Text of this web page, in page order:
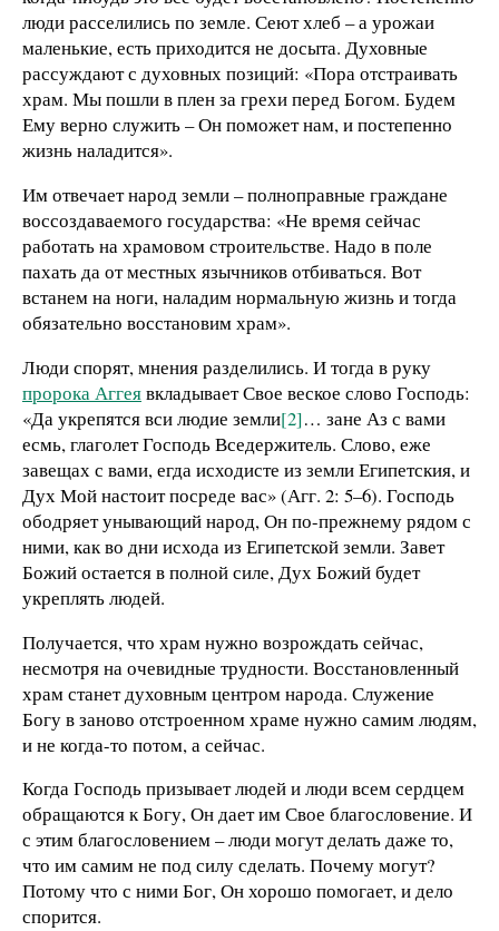
люди расселились по земле. Сеют хлеб – а урожаи
маленькие, есть приходится не досыта. Духовные
рассуждают с духовных позиций: «Пора отстраивать
храм. Мы пошли в плен за грехи перед Богом. Будем
Ему верно служить – Он поможет нам, и постепенно
жизнь наладится».
Им отвечает народ земли – полноправные граждане
воссоздаваемого государства: «Не время сейчас
работать на храмовом строительстве. Надо в поле
пахать да от местных язычников отбиваться. Вот
встанем на ноги, наладим нормальную жизнь и тогда
обязательно восстановим храм».
Люди спорят, мнения разделились. И тогда в руку
пророка Аггеявкладывает Свое веское слово Господь:
«Да укрепятся вси людие земли[2]… зане Аз с вами
есмь, глаголет Господь Вседержитель. Слово, еже
завещах с вами, егда исходисте из земли Египетския, и
Дух Мой настоит посреде вас» (Агг. 2: 5–6). Господь
ободряет унывающий народ, Он по-прежнему рядом с
ними, как во дни исхода из Египетской земли. Завет
Божий остается в полной силе, Дух Божий будет
укреплять людей.
Получается, что храм нужно возрождать сейчас,
несмотря на очевидные трудности. Восстановленный
храм станет духовным центром народа. Служение
Богу в заново отстроенном храме нужно самим людям,
и не когда-то потом, а сейчас.
Когда Господь призывает людей и люди всем сердцем
обращаются к Богу, Он дает им Свое благословение. И
с этим благословением – люди могут делать даже то,
что им самим не под силу сделать. Почему могут?
Потому что с ними Бог, Он хорошо помогает, и дело
спорится.